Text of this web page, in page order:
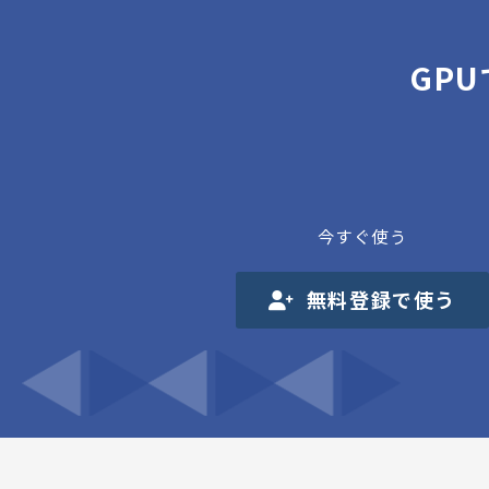
今すぐ使う
無料登録で使う